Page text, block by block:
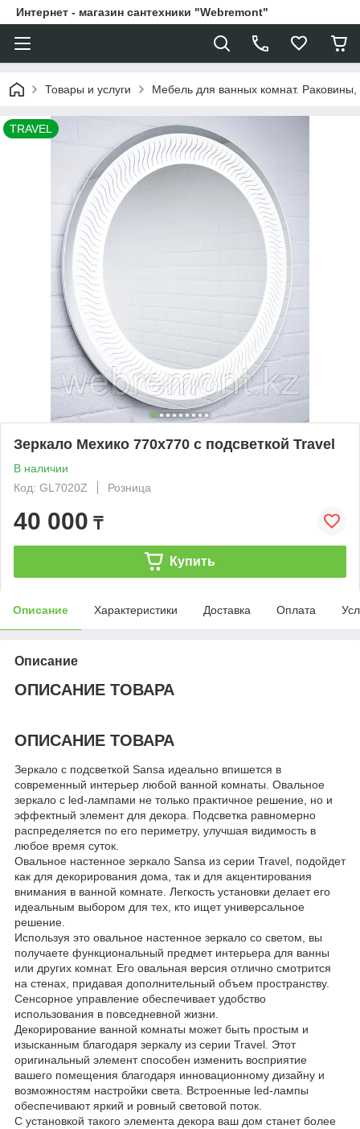
Интернет - магазин сантехники "Webremont"
Товары и услуги Мебель для ванных комнат.
TRAVEL
Зеркало Мехико 770х770 с подсветкой Travel
В наличии
Код: GL7020Z
Розница
40 000 ₸
Купить
Описание Характеристики Доставка Оплата
Описание
ОПИСАНИЕ ТОВАРА
ОПИСАНИЕ ТОВАРА
Зеркало с подсветкой Sansa идеально впишется в
современный интерьер любой ванной комнаты. Овальное
зеркало с led-лампами не только практичное решение, но и
эффектный элемент для декора. Подсветка равномерно
распределяется по его периметру, улучшая видимость в
любое время суток.
Овальное настенное зеркало Sansa из серии Travel, подойдет
как для декорирования дома, так и для акцентирования
внимания в ванной комнате. Легкость установки делает его
идеальным выбором для тех, кто ищет универсальное
решение.
Используя это овальное настенное зеркало со светом, вы
получаете функциональный предмет интерьера для ванны
или других комнат. Его овальная версия отлично смотрится
на стенах, придавая дополнительный объем пространству.
Сенсорное управление обеспечивает удобство
использования в повседневной жизни.
Декорирование ванной комнаты может быть простым и
изысканным благодаря зеркалу из серии Travel. Этот
оригинальный элемент способен изменить восприятие
вашего помещения благодаря инновационному дизайну и
возможностям настройки света. Встроенные led-лампы
обеспечивают яркий и ровный световой поток.
С установкой такого элемента декора ваш дом станет более